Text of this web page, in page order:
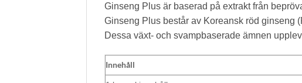
Ginseng Plus är baserad på extrakt från
Ginseng Plus består av Koreansk röd ginseng
Dessa växt- och svampbaserade ämnen
Innehåll